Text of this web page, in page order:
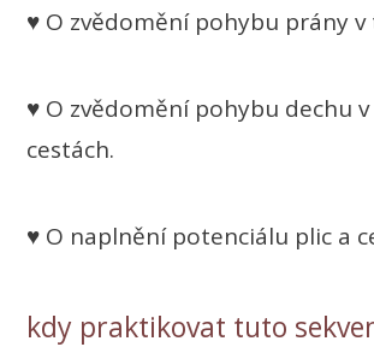
♥ O zvědomění pohybu prány v
♥ O zvědomění pohybu dechu
cestách.
♥ O naplnění potenciálu plic a
kdy praktikovat tuto